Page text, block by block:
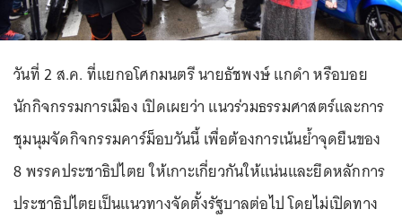
วันที่ 2 ส.ค. ที่แยกอโศกมนตรี นายธัชพงษ์ แกดำ หรือบอย
นักกิจกรรมการเมือง เปิดเผยว่า แนวร่วมธรรมศาสตร์และการ
ชุมนุมจัดกิจกรรมคาร์ม็อบวันนี้ เพื่อต้องการเน้นย้ำจุดยืนของ
8 พรรคประชาธิปไตย ให้เกาะเกี่ยวกันให้แน่นและยึดหลักการ
ประชาธิปไตยเป็นแนวทางจัดตั้งรัฐบาลต่อไป โดยไม่เปิดทาง